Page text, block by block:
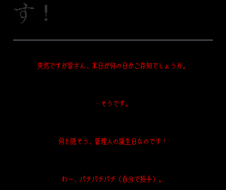
す！
突然ですが皆さん、本日が何の日かご存知でしょうか。
…そうです。
何を隠そう、管理人の誕生日なのです！
わー、パチパチパチ（自分で拍手）。